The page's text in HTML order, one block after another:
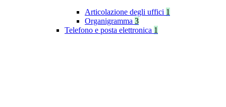
Articolazione degli uffici 1
Organigramma 3
Telefono e posta elettronica 1